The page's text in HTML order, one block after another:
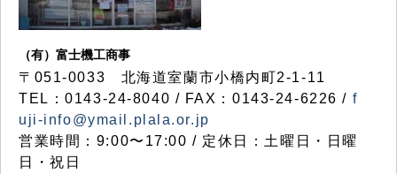
（有）富士機工商事
〒051-0033 北海道室蘭市小橋内町2-1-11
TEL：0143-24-8040 / FAX：0143-24-6226 / f
uji-info@ymail.plala.or.jp
営業時間：9:00〜17:00 / 定休日：土曜日・日曜
日・祝日